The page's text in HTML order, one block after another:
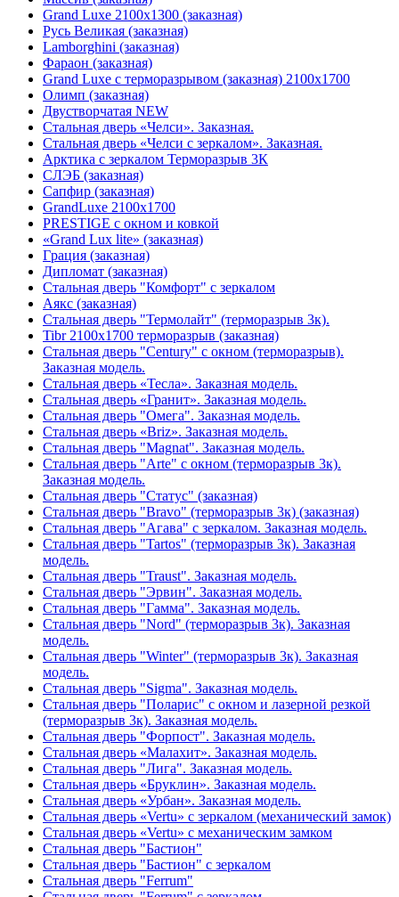
Grand Luxe 2100х1300 (заказная)
Русь Великая (заказная)
Lamborghini (заказная)
Фараон (заказная)
Grand Luxe с терморазрывом (заказная) 2100х1700
Олимп (заказная)
Двустворчатая NEW
Стальная дверь «Челси». Заказная.
Стальная дверь «Челси с зеркалом». Заказная.
Арктика с зеркалом Терморазрыв 3К
СЛЭБ (заказная)
Сапфир (заказная)
GrandLuxe 2100х1700
PRESTIGE с окном и ковкой
«Grand Lux lite» (заказная)
Гpация (заказная)
Дипломат (заказная)
Стальная дверь "Комфорт" с зеркалом
Аякс (заказная)
Стальная дверь "Термолайт" (терморазрыв 3к).
Tibr 2100х1700 терморазрыв (заказная)
Стальная дверь "Century" с окном (терморазрыв).
Заказная модель.
Стальная дверь «Тесла». Заказная модель.
Стальная дверь «Гранит». Заказная модель.
Стальная дверь "Омега". Заказная модель.
Стальная дверь «Briz». Заказная модель.
Стальная дверь "Magnat". Заказная модель.
Стальная дверь "Arte" с окном (терморазрыв 3к).
Заказная модель.
Стальная дверь "Статус" (заказная)
Стальная дверь "Bravo" (терморазрыв 3к) (заказная)
Стальная дверь "Агава" с зеркалом. Заказная модель.
Стальная дверь "Tartos" (терморазрыв 3к). Заказная
модель.
Стальная дверь "Traust". Заказная модель.
Стальная дверь "Эрвин". Заказная модель.
Стальная дверь "Гамма". Заказная модель.
Стальная дверь "Nord" (терморазрыв 3к). Заказная
модель.
Стальная дверь "Winter" (терморазрыв 3к). Заказная
модель.
Стальная дверь "Sigma". Заказная модель.
Стальная дверь "Поларис" с окном и лазерной резкой
(терморазрыв 3к). Заказная модель.
Стальная дверь "Форпост". Заказная модель.
Стальная дверь «Малахит». Заказная модель.
Стальная дверь "Лига". Заказная модель.
Стальная дверь «Бруклин». Заказная модель.
Стальная дверь «Урбан». Заказная модель.
Стальная дверь «Vertu» с зеркалом (механический замок)
Стальная дверь «Vertu» с механическим замком
Стальная дверь "Бастион"
Стальная дверь "Бастион" с зеркалом
Стальная дверь "Ferrum"